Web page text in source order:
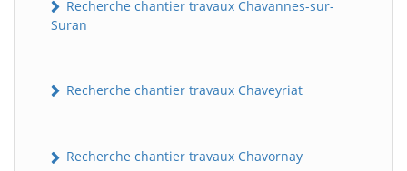
Recherche chantier travaux Chavannes-sur-
Suran
Recherche chantier travaux Chaveyriat
Recherche chantier travaux Chavornay